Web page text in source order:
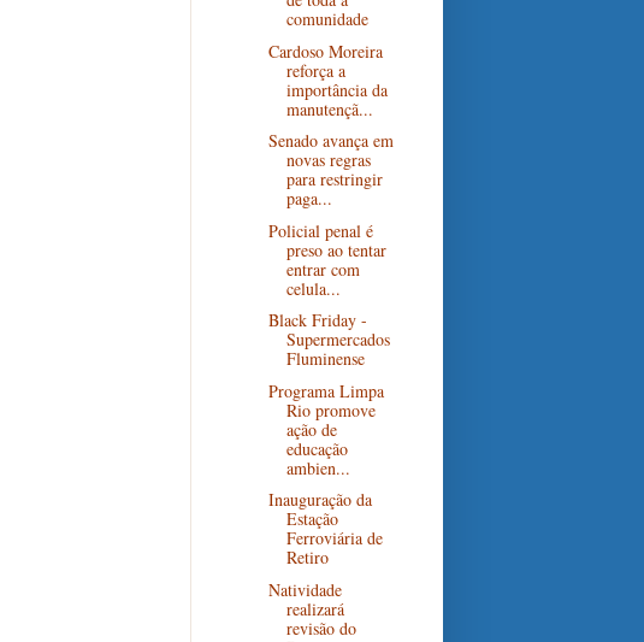
comunidade
Cardoso Moreira
reforça a
importância da
manutençã...
Senado avança em
novas regras
para restringir
paga...
Policial penal é
preso ao tentar
entrar com
celula...
Black Friday -
Supermercados
Fluminense
Programa Limpa
Rio promove
ação de
educação
ambien...
Inauguração da
Estação
Ferroviária de
Retiro
Natividade
realizará
revisão do